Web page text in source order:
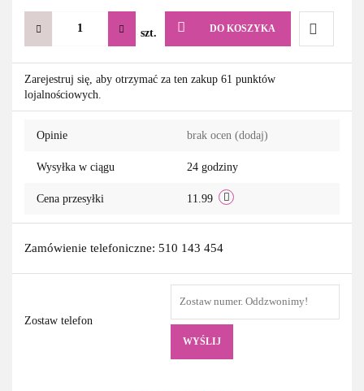
szt. DO KOSZYKA
Do
Zarejestruj się, aby otrzymać za ten zakup 61 punktów
lojalnościowych.
Opinie brak ocen (dodaj)
Wysyłka w ciągu 24 godziny
Cena przesyłki 11.99
Zamówienie telefoniczne: 510 143 454
Zostaw telefon
WYŚLIJ